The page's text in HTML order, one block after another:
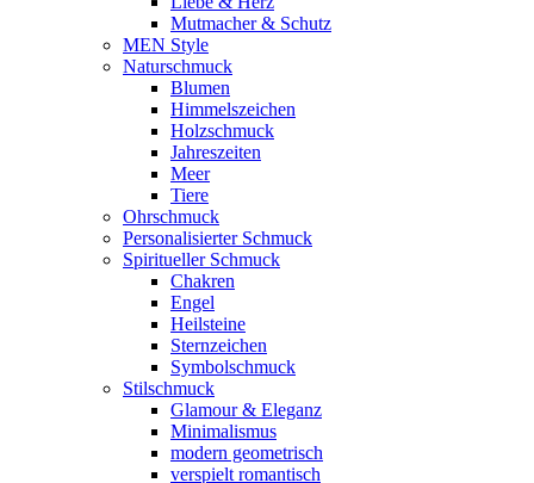
Mutmacher & Schutz
MEN Style
Naturschmuck
Blumen
Himmelszeichen
Holzschmuck
Jahreszeiten
Meer
Tiere
Ohrschmuck
Personalisierter Schmuck
Spiritueller Schmuck
Chakren
Engel
Heilsteine
Sternzeichen
Symbolschmuck
Stilschmuck
Glamour & Eleganz
Minimalismus
modern geometrisch
verspielt romantisch